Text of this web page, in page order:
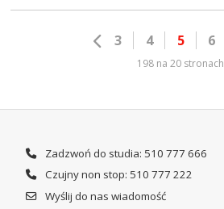
3 4 5 6
198 na 20 stronach
Zadzwoń do studia: 510 777 666
Czujny non stop: 510 777 222
Wyślij do nas wiadomość